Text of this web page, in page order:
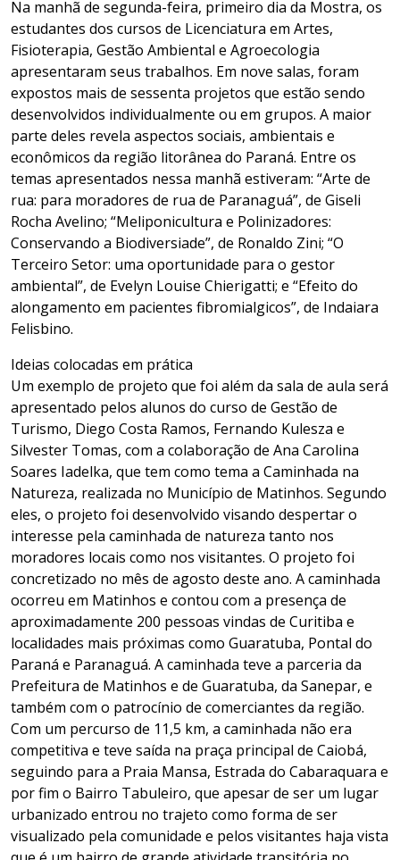
Na manhã de segunda-feira, primeiro dia da Mostra, os
estudantes dos cursos de Licenciatura em Artes,
Fisioterapia, Gestão Ambiental e Agroecologia
apresentaram seus trabalhos. Em nove salas, foram
expostos mais de sessenta projetos que estão sendo
desenvolvidos individualmente ou em grupos. A maior
parte deles revela aspectos sociais, ambientais e
econômicos da região litorânea do Paraná. Entre os
temas apresentados nessa manhã estiveram: “Arte de
rua: para moradores de rua de Paranaguá”, de Giseli
Rocha Avelino; “Meliponicultura e Polinizadores:
Conservando a Biodiversiade”, de Ronaldo Zini; “O
Terceiro Setor: uma oportunidade para o gestor
ambiental”, de Evelyn Louise Chierigatti; e “Efeito do
alongamento em pacientes fibromialgicos”, de Indaiara
Felisbino.
Ideias colocadas em prática
Um exemplo de projeto que foi além da sala de aula será
apresentado pelos alunos do curso de Gestão de
Turismo, Diego Costa Ramos, Fernando Kulesza e
Silvester Tomas, com a colaboração de Ana Carolina
Soares Iadelka, que tem como tema a Caminhada na
Natureza, realizada no Município de Matinhos. Segundo
eles, o projeto foi desenvolvido visando despertar o
interesse pela caminhada de natureza tanto nos
moradores locais como nos visitantes. O projeto foi
concretizado no mês de agosto deste ano. A caminhada
ocorreu em Matinhos e contou com a presença de
aproximadamente 200 pessoas vindas de Curitiba e
localidades mais próximas como Guaratuba, Pontal do
Paraná e Paranaguá. A caminhada teve a parceria da
Prefeitura de Matinhos e de Guaratuba, da Sanepar, e
também com o patrocínio de comerciantes da região.
Com um percurso de 11,5 km, a caminhada não era
competitiva e teve saída na praça principal de Caiobá,
seguindo para a Praia Mansa, Estrada do Cabaraquara e
por fim o Bairro Tabuleiro, que apesar de ser um lugar
urbanizado entrou no trajeto como forma de ser
visualizado pela comunidade e pelos visitantes haja vista